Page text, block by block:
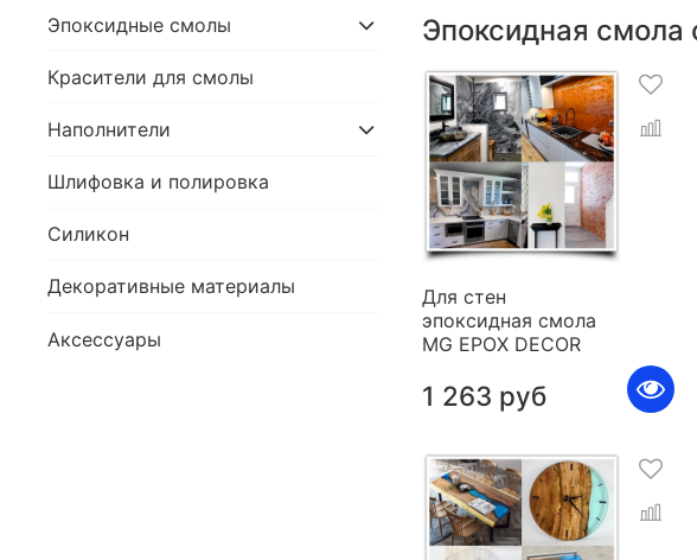
Эпоксидная смола
Для стен
эпоксидная смола
MG EPOX DECOR
1 263 руб
Эпоксидные смолы
Красители для смолы
Наполнители
Шлифовка и полировка
Силикон
Декоративные материалы
Аксессуары